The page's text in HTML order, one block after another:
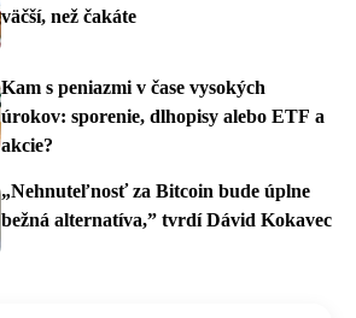
väčší, než čakáte
Kam s peniazmi v čase vysokých
úrokov: sporenie, dlhopisy alebo ETF a
akcie?
„Nehnuteľnosť za Bitcoin bude úplne
bežná alternatíva,” tvrdí Dávid Kokavec